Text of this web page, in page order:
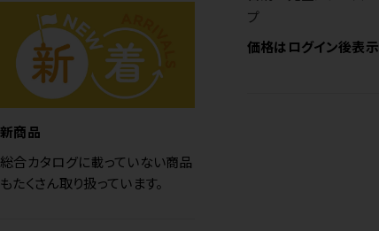
新商品
総合カタログに載っていない商品
もたくさん取り扱っています。
プ
価格はログイン後表示